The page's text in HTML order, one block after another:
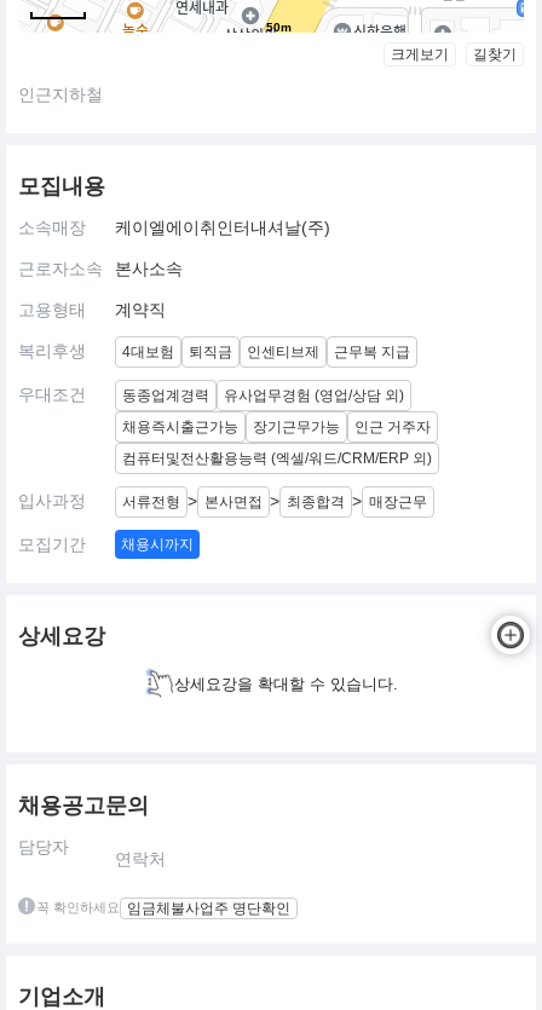
50m
크게보기 길찾기
인근지하철
모집내용
소속매장 케이엘에이취인터내셔날(주)
근로자소속 본사소속
고용형태 계약직
복리후생 4대보험 퇴직금 인센티브제 근무복 지급
우대조건 동종업계경력
유사업무경험 (영업/상담 외)
채용즉시출근가능
장기근무가능
인근 거주자
컴퓨터및전산활용능력 (엑셀/워드/CRM/ERP 외)
입사과정 서류전형 > 본사면접 > 최종합격 > 매장근무
모집기간 채용시까지
상세요강
상세요강을 확대할 수 있습니다.
채용공고문의
담당자
연락처
꼭 확인하세요 임금체불사업주 명단확인
기업소개